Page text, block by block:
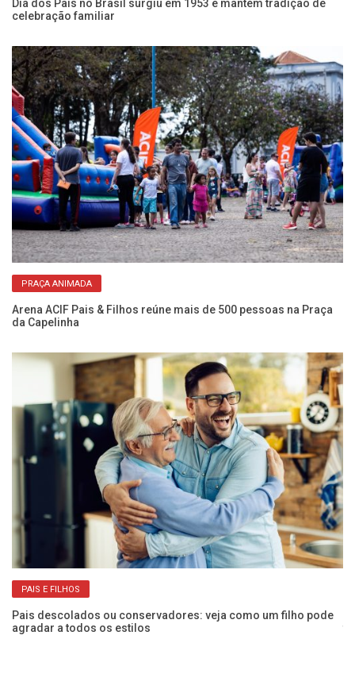
Dia dos Pais no Brasil surgiu em 1953 e mantém tradição de
celebração familiar
PRAÇA ANIMADA
Arena ACIF Pais & Filhos reúne mais de 500 pessoas na Praça
da Capelinha
PAIS E FILHOS
Pais descolados ou conservadores: veja como um filho pode
agradar a todos os estilos